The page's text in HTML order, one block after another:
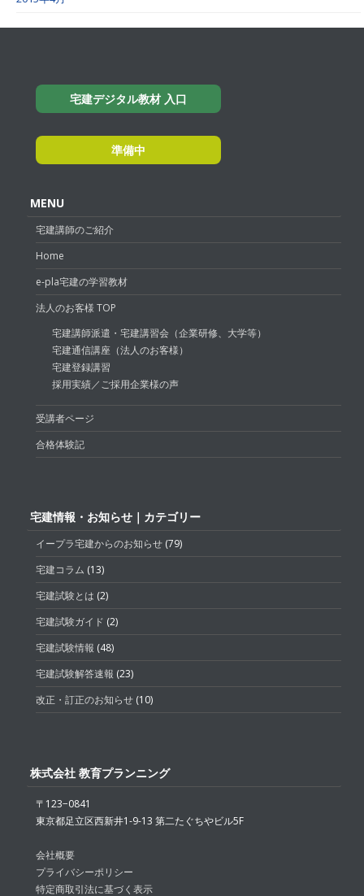
宅建デジタル教材 入口
準備中
MENU
宅建講師のご紹介
Home
e-pla宅建の学習教材
法人のお客様 TOP
宅建講師派遣・宅建講習会（企業研修、大学等）
宅建通信講座（法人のお客様）
宅建登録講習
採用実績／ご採用企業様の声
受講者ページ
合格体験記
宅建情報・お知らせ｜カテゴリー
イープラ宅建からのお知らせ (79)
宅建コラム (13)
宅建試験とは (2)
宅建試験ガイド (2)
宅建試験情報 (48)
宅建試験解答速報 (23)
改正・訂正のお知らせ (10)
株式会社 教育プランニング
〒123−0841
東京都足立区西新井1-9-13 第二たぐちやビル5F
会社概要
プライバシーポリシー
特定商取引法に基づく表示